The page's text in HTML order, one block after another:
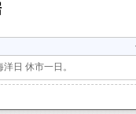
洋日 休市一日。